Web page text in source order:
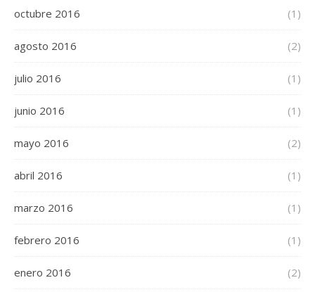
octubre 2016 (1)
agosto 2016 (2)
julio 2016 (1)
junio 2016 (1)
mayo 2016 (2)
abril 2016 (1)
marzo 2016 (1)
febrero 2016 (1)
enero 2016 (2)